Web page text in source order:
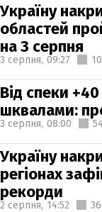
Україну
областей
на 3 серпня
3 серпня, 09:27
Від спеки +40
шквалами:
3 серпня, 08:00
Україну
регіонах
рекорди
2 серпня, 14:52